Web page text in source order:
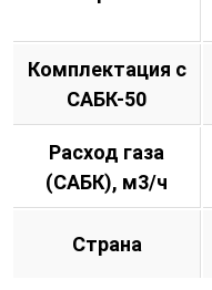
Комплектация с
САБК-50
Расход газа
(САБК), м3/ч
Страна